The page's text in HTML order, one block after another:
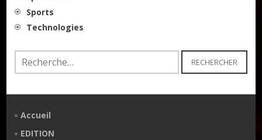
Sports
Technologies
Rechercher :
Accueil
EDITION